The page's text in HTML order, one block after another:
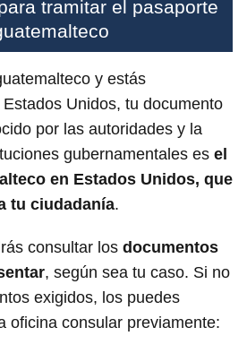
tramitar el pasaporte
y estás
Unidos, tu documento
por las autoridades y la
gubernamentales es el
en Estados Unidos, que
tu ciudadanía.
consultar los documentos
, según sea tu caso. Si no
exigidos, los puedes
oficina consular previamente: